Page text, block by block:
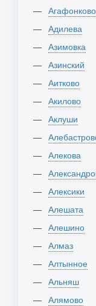
Агафонково
Адилева
Азимовка
Азинский
Аитково
Акилово
Аклуши
Алекова
Алексики
Алешата
Алешино
Алмаз
Алтынное
Альняш
Алямово